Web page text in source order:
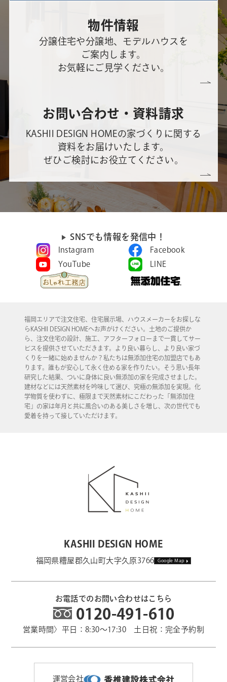
物件情報
分譲住宅や分譲地、モデルハウスを
ご案内します。
お気軽にご見学ください。
お問い合わせ・資料請求
KASHII DESIGN HOMEの家づくりに関する
資料をお届けいたします。
ぜひご検討にお役立てください。
SNSでも情報を発信中！
Instagram
Facebook
YouTube
LINE
福岡エリアで注文住宅、住宅展示場、ハウスメーカーをお探しな
らKASHII DESIGN HOMEへお声がけください。土地のご提供か
ら、注文住宅の設計、施工、アフターフォローまで一貫してサー
ビスを提供させていただきます。より良い暮らし、より良い家づ
くりを一緒に始めませんか？私たちは無添加住宅の加盟店でもあ
ります。誰もが安心して永く住める家を作りたい。そう思い長年
研究した結果、ついに身体に良い無添加の家を完成させました。
建材などには天然素材を吟味して選び、究極の無添加を実現。化
学物質を使わずに、極限まで天然素材にこだわった「無添加住
宅」の家は年月と共に風合いのある美しさを増し、次の世代でも
愛着を持って接していただけます。
KASHII DESIGN HOME
福岡県糟屋郡久山町大字久原3766 Google Map
お電話でのお問い合わせはこちら
0120-491-610
営業時間〉平日：8:30～17:30 土日祝：完全予約制
運営会社